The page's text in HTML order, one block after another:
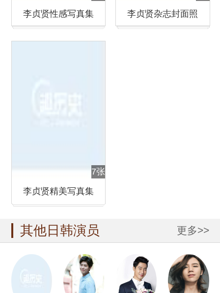
李贞贤性感写真集
李贞贤杂志封面照
7张
李贞贤精美写真集
其他日韩演员 更多>>